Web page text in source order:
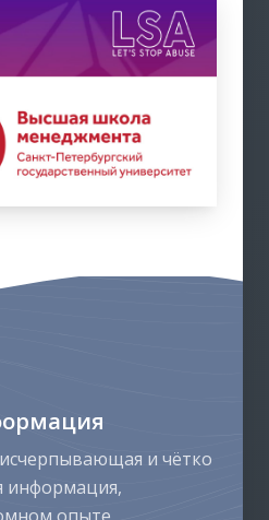
и чётко
информация,